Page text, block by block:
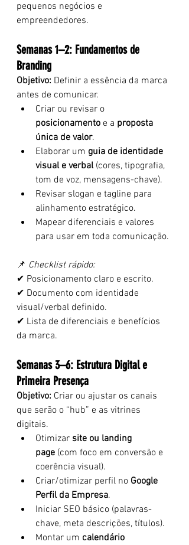
pequenos negócios e
empreendedores.
Semanas 1–2: Fundamentos de
Branding
Objetivo: Definir a essência da marca
antes de comunicar.
Criar ou revisar o
posicionamento e a proposta
única de valor.
Elaborar um guia de identidade
visual e verbal (cores, tipografia,
tom de voz, mensagens-chave).
Revisar slogan e tagline para
alinhamento estratégico.
Mapear diferenciais e valores
para usar em toda comunicação.
📌 Checklist rápido:
✔ Posicionamento claro e escrito.
✔ Documento com identidade
visual/verbal definido.
✔ Lista de diferenciais e benefícios
da marca.
Semanas 3–6: Estrutura Digital e
Primeira Presença
Objetivo: Criar ou ajustar os canais
que serão o “hub” e as vitrines
digitais.
Otimizar site ou landing
page (com foco em conversão e
coerência visual).
Criar/otimizar perfil no Google
Perfil da Empresa.
Iniciar SEO básico (palavras-
chave, meta descrições, títulos).
Montar um calendário